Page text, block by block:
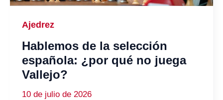
Ajedrez
Hablemos de la selección
española: ¿por qué no juega
Vallejo?
10 de julio de 2026